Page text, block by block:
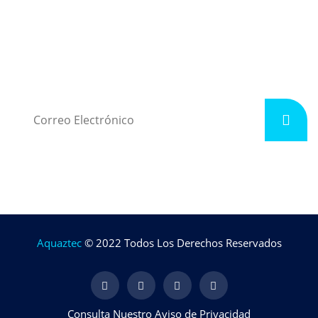
Aquaztec© 2022 Todos Los Derechos Reservados
Consulta Nuestro Aviso de Privacidad